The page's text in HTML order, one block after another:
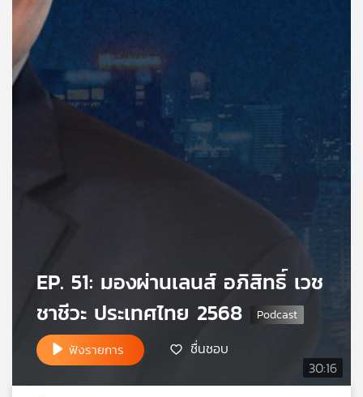
บทความ
ข่าว
และ
30:16
EP. 51: มองผ่านเลนส์ อภิสิทธิ์ เวช
ชาชีวะ ประเทศไทย 2568
ฟังรายการ ชื่นชอบ